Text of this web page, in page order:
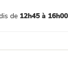
de 12h45 à 16h00